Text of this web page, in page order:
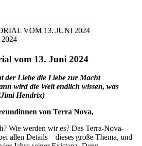
VOM 13. JUNI 2024
2024
vom 13. Juni 2024
der Liebe die Liebe zur Macht
wird die Welt endlich wissen, was
Hendrix)
von Terra Nova,
Wie werden wir es? Das Terra-Nova-
allen Details – dieses große Thema, und